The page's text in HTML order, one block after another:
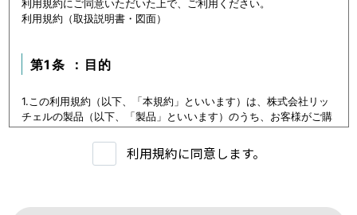
利用規約にご同意いただいた上で、ご利用ください。
利用規約（取扱説明書・図面）
第1条 ：目的
1.この利用規約（以下、「本規約」といいます）は、株式会社リッ
チェルの製品（以下、「製品」といいます）のうち、お客様がご購
入いただいた製品または購入を検討中の製品（以下、「当該製品」
といいます。）に関するデータ（以下、「本データ等」といいま
す）の提供サービス（以下「本サービス」といいます）における利
に従い本サービスを利用いただくものとし、本規約に同意いただけ
利用規約に同意します。